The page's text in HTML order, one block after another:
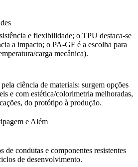
e flexibilidade; o TPU destaca-se
a impacto; o PA-GF é a escolha para
carga mecânica).
ciência de materiais: surgem opções
e com estética/colorimetria melhoradas,
do protótipo à produção.
e Além
de condutas e componentes resistentes
de desenvolvimento.